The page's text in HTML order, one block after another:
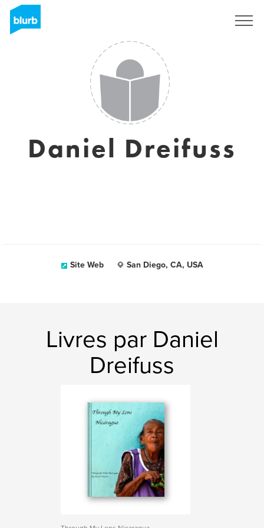
Daniel Dreifuss
Site Web San Diego, CA, USA
Livres par Daniel
Dreifuss